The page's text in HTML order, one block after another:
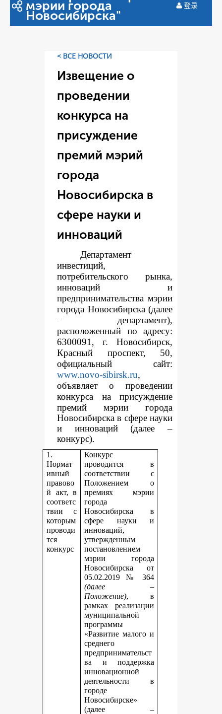
мэрии города
Новосибирска"
登录
< ВСЕ НОВОСТИ
Извещение о
проведении
конкурса на
присуждение
премий мэрий
города
Новосибирска в
сфере науки и
инноваций
Департамент
инвестиций,
потребительского рынка,
инноваций и
предпринимательства мэрии
города Новосибирска (далее
– департамент),
расположенный по адресу:
6300091, г. Новосибирск,
Красный проспект, 50,
официальный сайт:
www.novo-sibirsk.ru,
объявляет о проведении
конкурса на присуждение
премий мэрии города
Новосибирска в сфере науки
и инноваций (далее –
конкурс).
1.
Нормат
ивный
правово
й акт, в
соответс
твии с
которым
проводи
тся
конкурс
Конкурс
проводится в
соответствии с
Положением о
премиях мэрии
города
Новосибирска в
сфере науки и
инноваций,
утвержденным
постановлением
мэрии города
Новосибирска от
05.02.2019 № 364
(далее –
Положение), в
рамках реализации
муниципальной
программы
«Развитие малого и
среднего
предпринимательст
ва и поддержка
инновационной
деятельности в
городе
Новосибирске»
(далее –